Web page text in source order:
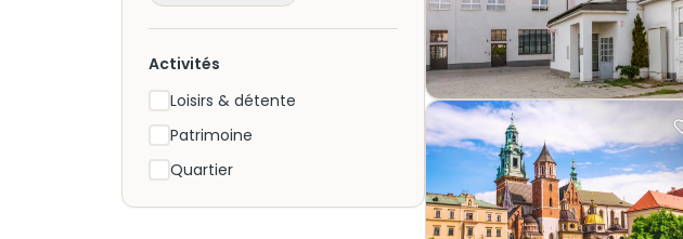
Activités
Loisirs & détente
Patrimoine
Quartier